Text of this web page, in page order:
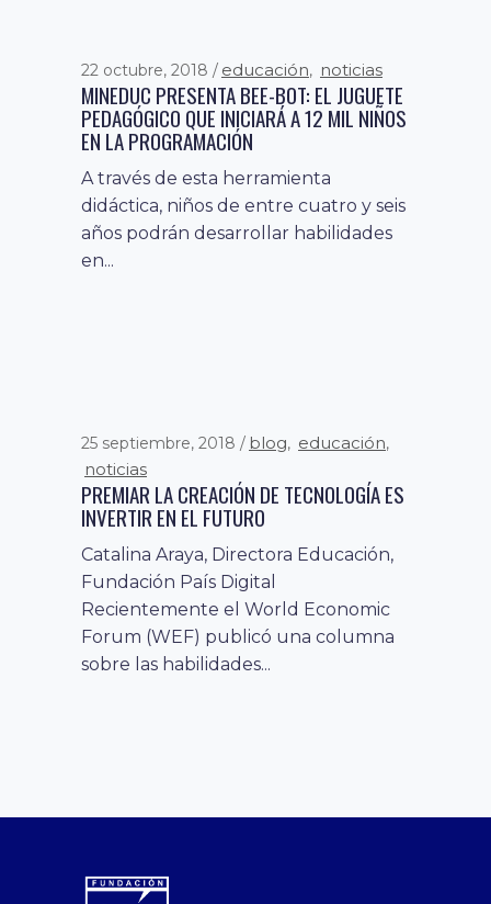
22 octubre, 2018 educación, noticias
MINEDUC PRESENTA BEE-BOT: EL JUGUETE
PEDAGÓGICO QUE INICIARÁ A 12 MIL NIÑOS
EN LA PROGRAMACIÓN
A través de esta herramienta
didáctica, niños de entre cuatro y seis
años podrán desarrollar habilidades
en...
25 septiembre, 2018 blog, educación,
noticias
PREMIAR LA CREACIÓN DE TECNOLOGÍA ES
INVERTIR EN EL FUTURO
Catalina Araya, Directora Educación,
Fundación País Digital
Recientemente el World Economic
Forum (WEF) publicó una columna
sobre las habilidades...